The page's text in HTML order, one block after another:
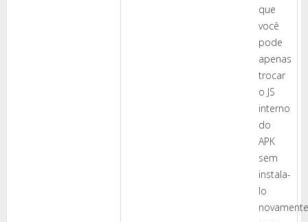
que
você
pode
apenas
trocar
o JS
interno
do
APK
sem
instala-
lo
novamente